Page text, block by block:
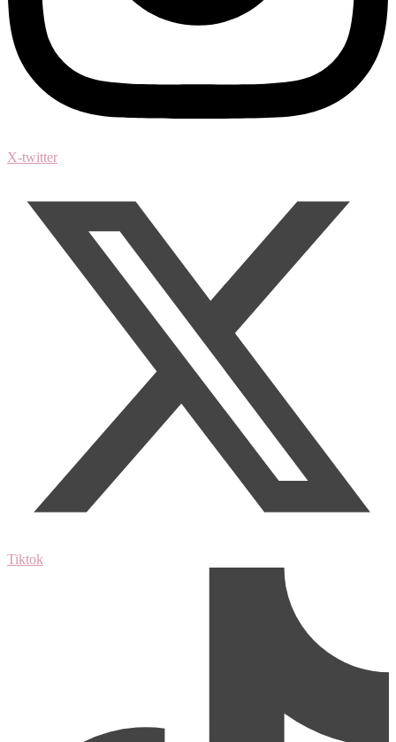
X-twitter
Tiktok